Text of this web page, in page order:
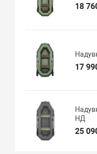
18
17
НД
25